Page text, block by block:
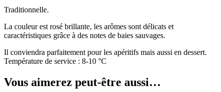
Traditionnelle.
La couleur est rosé brillante, les arômes sont délicats et
caractéristiques grâce à des notes de baies sauvages.
Il conviendra parfaitement pour les apéritifs mais aussi en dessert.
Température de service : 8-10 °C
Vous aimerez peut-être aussi…